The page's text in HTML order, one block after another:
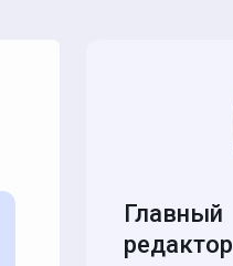
Главный
редактор